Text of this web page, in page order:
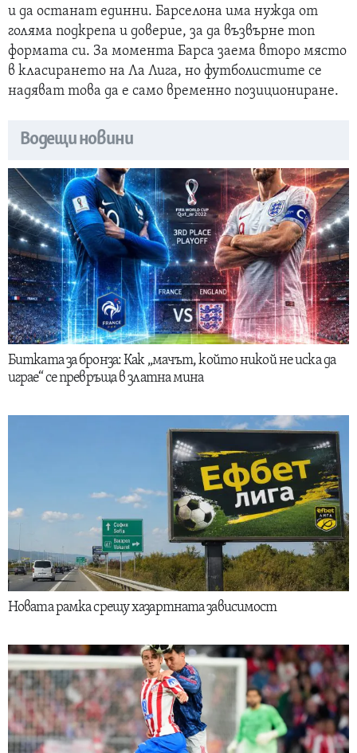
и да останат единни. Барселона има нужда от
голяма подкрепа и доверие, за да възвърне топ
формата си. За момента Барса заема второ място
в класирането на Ла Лига, но футболистите се
надяват това да е само временно позициониране.
Водещи новини
Битката за бронза: Как „мачът, който никой не иска да
играе“ се превръща в златна мина
Новата рамка срещу хазартната зависимост